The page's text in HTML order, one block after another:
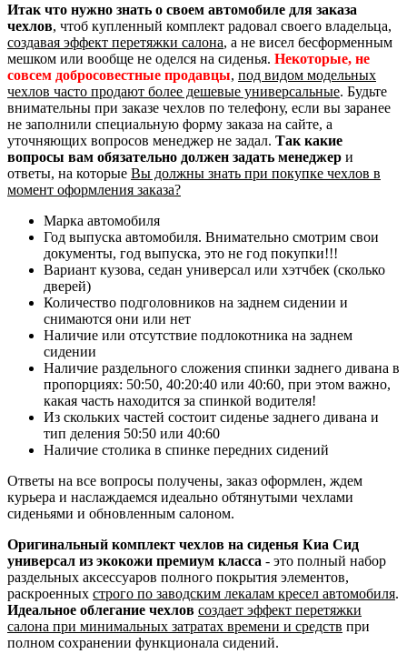
Итак что нужно знать о своем автомобиле для заказа
чехлов, чтоб купленный комплект радовал своего владельца,
создавая эффект перетяжки салона, а не висел бесформенным
мешком или вообще не оделся на сиденья. Некоторые, не
совсем добросовестные продавцы, под видом модельных
чехлов часто продают более дешевые универсальные. Будьте
внимательны при заказе чехлов по телефону, если вы заранее
не заполнили специальную форму заказа на сайте, а
уточняющих вопросов менеджер не задал. Так какие
вопросы вам обязательно должен задать менеджер и
ответы, на которые Вы должны знать при покупке чехлов в
момент оформления заказа?
Марка автомобиля
Год выпуска автомобиля. Внимательно смотрим свои
документы, год выпуска, это не год покупки!!!
Вариант кузова, седан универсал или хэтчбек (сколько
дверей)
Количество подголовников на заднем сидении и
снимаются они или нет
Наличие или отсутствие подлокотника на заднем
сидении
Наличие раздельного сложения спинки заднего дивана в
пропорциях: 50:50, 40:20:40 или 40:60, при этом важно,
какая часть находится за спинкой водителя!
Из скольких частей состоит сиденье заднего дивана и
тип деления 50:50 или 40:60
Наличие столика в спинке передних сидений
Ответы на все вопросы получены, заказ оформлен, ждем
курьера и наслаждаемся идеально обтянутыми чехлами
сиденьями и обновленным салоном.
Оригинальный комплект чехлов на сиденья Киа Сид
универсал из экокожи премиум класса - это полный набор
раздельных аксессуаров полного покрытия элементов,
раскроенных строго по заводским лекалам кресел автомобиля.
Идеальное облегание чехлов создает эффект перетяжки
салона при минимальных затратах времени и средств при
полном сохранении функционала сидений.